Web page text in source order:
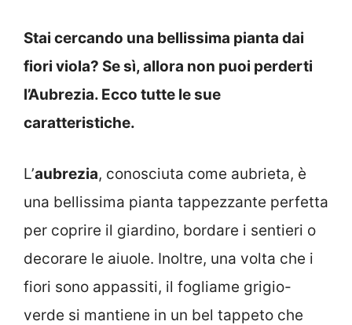
Stai cercando una bellissima pianta dai
fiori viola? Se sì, allora non puoi perderti
l’Aubrezia. Ecco tutte le sue
caratteristiche.
L’aubrezia, conosciuta come aubrieta, è
una bellissima pianta tappezzante perfetta
per coprire il giardino, bordare i sentieri o
decorare le aiuole. Inoltre, una volta che i
fiori sono appassiti, il fogliame grigio-
verde si mantiene in un bel tappeto che